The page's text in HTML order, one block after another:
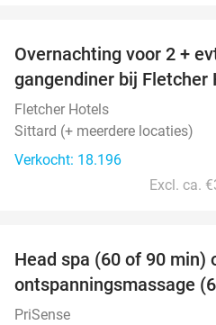
Overnachting voor 2 +
gangendiner bij Fletcher
Fletcher Hotels
Sittard (+ meerdere locaties)
Verkocht: 18.196
Excl. ca.
Head spa (60 of 90 min)
ontspanningsmassage
PriSense